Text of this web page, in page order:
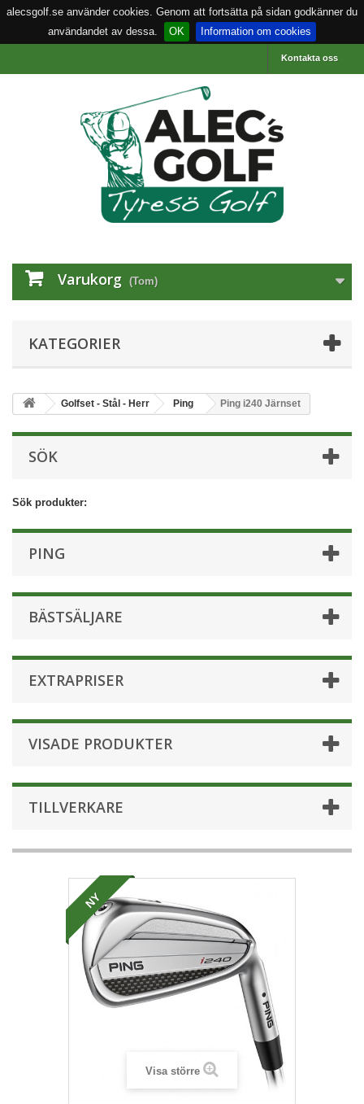
alecsgolf.se använder cookies. Genom att fortsätta på sidan godkänner du
användandet av dessa.
OK Information om cookies
Kontakta oss
Varukorg (Tom)
KATEGORIER
Golfset - Stål - Herr Ping Ping i240 Järnset
SÖK
Sök produkter:
PING
BÄSTSÄLJARE
EXTRAPRISER
VISADE PRODUKTER
TILLVERKARE
NY
Visa större